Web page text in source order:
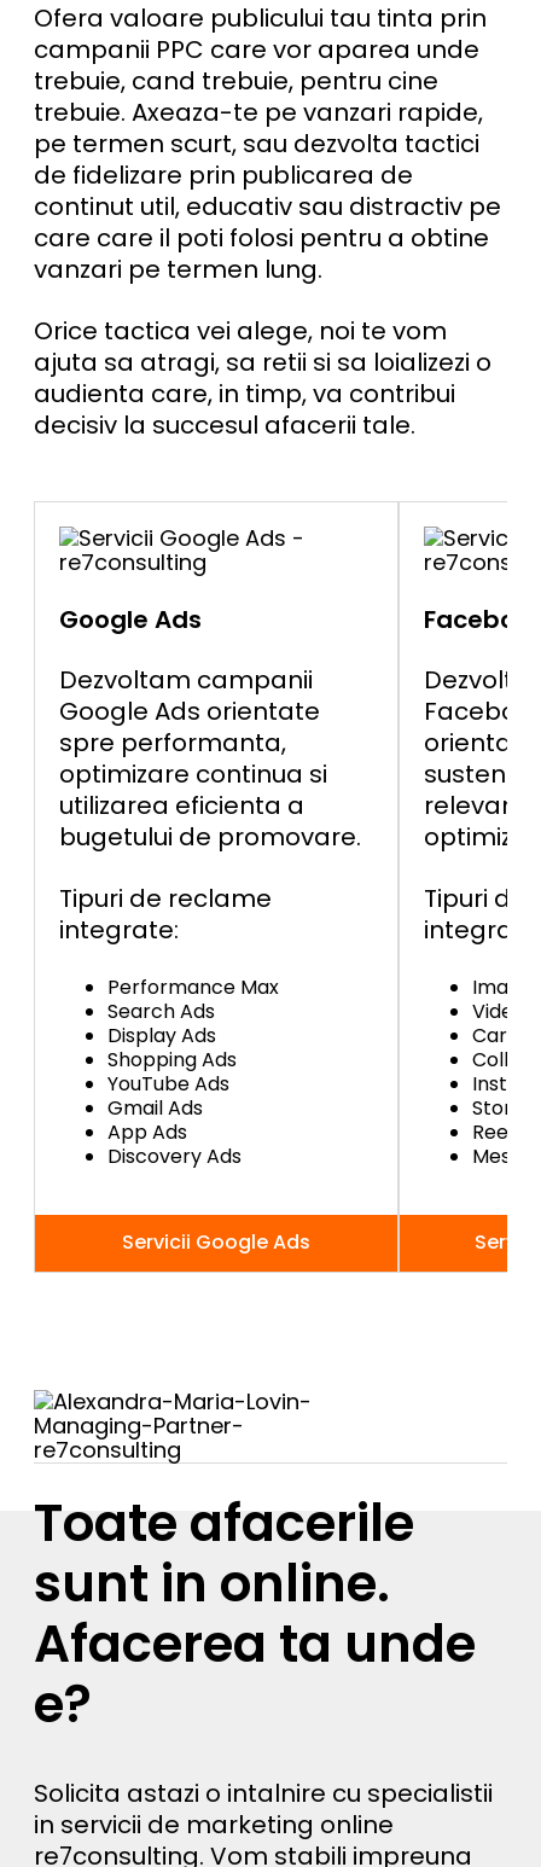
Ofera valoare publicului tau tinta prin
campanii PPC care vor aparea unde
trebuie, cand trebuie, pentru cine
trebuie. Axeaza-te pe vanzari rapide,
pe termen scurt, sau dezvolta tactici
de fidelizare prin publicarea de
continut util, educativ sau distractiv pe
care care il poti folosi pentru a obtine
vanzari pe termen lung.
Orice tactica vei alege, noi te vom
ajuta sa atragi, sa retii si sa loializezi o
audienta care, in timp, va contribui
decisiv la succesul afacerii tale.
Google Ads
Dezvoltam campanii
Google Ads orientate
spre performanta,
optimizare continua si
utilizarea eficienta a
bugetului de promovare.
Tipuri de reclame
integrate:
Performance Max
Search Ads
Display Ads
Shopping Ads
YouTube Ads
Gmail Ads
App Ads
Discovery Ads
Servicii Google Ads
Tipuri de
Image
Video
Story
Reels
Toate afacerile
sunt in online.
Afacerea ta unde
e?
Solicita astazi o intalnire cu specialistii
in servicii de marketing online
re7consulting. Vom stabili impreuna